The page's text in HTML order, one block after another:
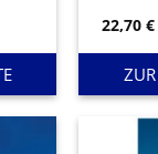
€
€
22,70€